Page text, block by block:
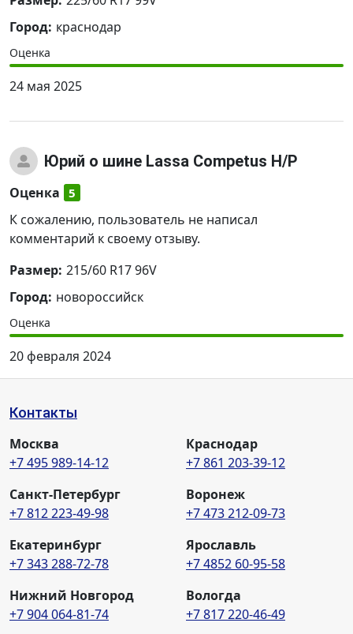
Город: краснодар
Оценка
24 мая 2025
Юрий о шине Lassa Competus H/P
Оценка 5
К сожалению, пользователь не написал
комментарий к своему отзыву.
Размер: 215/60 R17 96V
Город: новороссийск
Оценка
20 февраля 2024
Контакты
Москва
+7 495 989-14-12
Санкт-Петербург
+7 812 223-49-98
Екатеринбург
+7 343 288-72-78
Нижний Новгород
+7 904 064-81-74
Краснодар
+7 861 203-39-12
Воронеж
+7 473 212-09-73
Ярославль
+7 4852 60-95-58
Вологда
+7 817 220-46-49